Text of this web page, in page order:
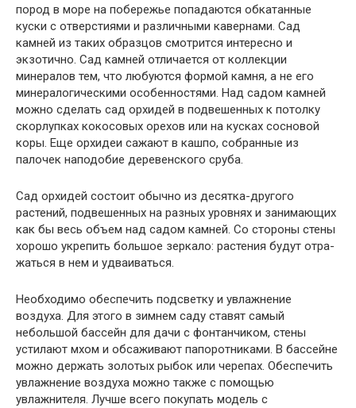
пород в море на побережье попадаются обкатанные
куски с отверстиями и различными кавернами. Сад
камней из таких образцов смотрит­ся интересно и
экзотично. Сад камней отличается от коллекции
минералов тем, что любуются формой камня, а не его
минералогическими особенностями. Над садом камней
можно сделать сад орхидей в подвешенных к потолку
скорлупках кокосовых орехов или на кусках сосновой
коры. Еще орхидеи сажают в кашпо, собранные из
палочек наподобие деревенского сруба.
Сад орхидей состоит обычно из десятка-другого
растений, подвешенных на разных уровнях и занимающих
как бы весь объем над садом камней. Со стороны стены
хорошо укрепить большое зеркало: растения будут отра­
жаться в нем и удваиваться.
Необходимо обеспечить подсветку и увлажнение
воздуха. Для этого в зим­нем саду ставят самый
небольшой бассейн для дачи с фонтанчиком, стены
устилают мхом и обсаживают папоротниками. В бассейне
можно держать золотых рыбок или черепах. Обеспечить
увлажнение воздуха можно также с помощью
увлажнителя. Лучше всего покупать модель с